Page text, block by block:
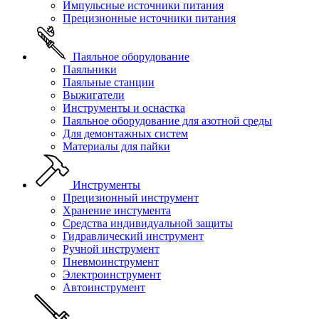
Импульсные источники питания
Прецизионные источники питания
Паяльное оборудование
Паяльники
Паяльные станции
Выжигатели
Инструменты и оснастка
Паяльное оборудование для азотной среды
Для демонтажных систем
Материалы для пайки
Инструменты
Прецизионный инструмент
Хранение инстумента
Средства индивидуальной защиты
Гидравлический инструмент
Ручной инструмент
Пневмоинструмент
Электроинструмент
Автоинструмент